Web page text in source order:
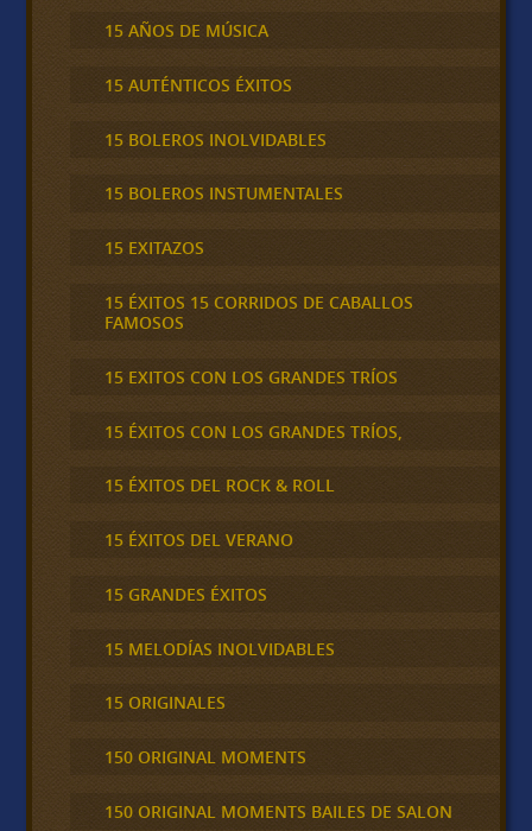
15 AÑOS DE MÚSICA
15 AUTÉNTICOS ÉXITOS
15 BOLEROS INOLVIDABLES
15 BOLEROS INSTUMENTALES
15 EXITAZOS
15 ÉXITOS 15 CORRIDOS DE CABALLOS
FAMOSOS
15 EXITOS CON LOS GRANDES TRÍOS
15 ÉXITOS CON LOS GRANDES TRÍOS,
15 ÉXITOS DEL ROCK & ROLL
15 ÉXITOS DEL VERANO
15 GRANDES ÉXITOS
15 MELODÍAS INOLVIDABLES
15 ORIGINALES
150 ORIGINAL MOMENTS
150 ORIGINAL MOMENTS BAILES DE SALON